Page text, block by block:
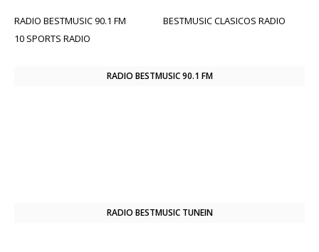
RADIO BESTMUSIC 90.1 FM
BESTMUSIC CLASICOS RADIO
10 SPORTS RADIO
RADIO BESTMUSIC 90.1 FM
RADIO BESTMUSIC TUNEIN